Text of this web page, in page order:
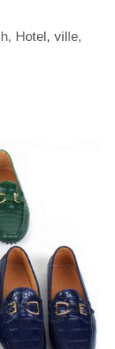
, Hotel, ville,